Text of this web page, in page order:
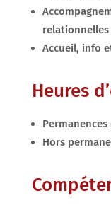
relationnelles
Accueil, info
Heures
Hors